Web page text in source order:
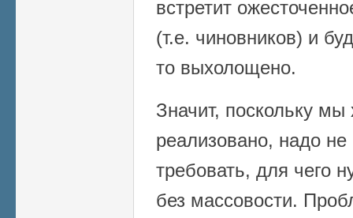
встретит
(т.е. чиновников) и
то выхолощено.
Значит, поскольку
реализовано, надо не
требовать, для чего
без массовости.